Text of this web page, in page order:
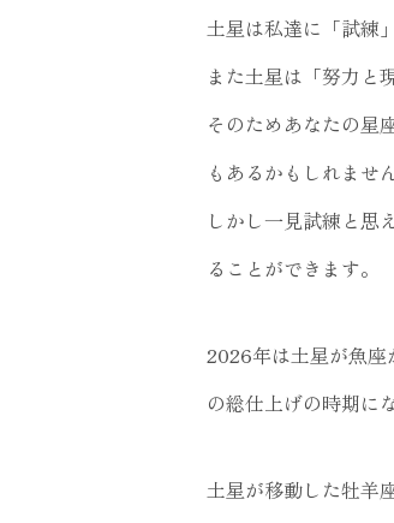
土星は私達に「試練
また土星は「努力と
そのためあなたの星
もあるかもしれません
しかし一見試練と思
ることができます。
2026年は土星が魚座
の総仕上げの時期に
土星が移動した牡羊